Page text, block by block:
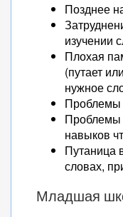
Позднее
изучении
Плохая
(путает
нужное
Проблемы
Проблемы
навыков
Путаница
словах,
Младшая